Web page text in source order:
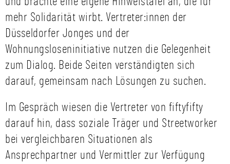
mehr Solidarität wirbt. Vertreter:innen der
Düsseldorfer Jonges und der
Wohnungsloseninitiative nutzen die Gelegenheit
zum Dialog. Beide Seiten verständigten sich
darauf, gemeinsam nach Lösungen zu suchen.
Im Gespräch wiesen die Vertreter von fiftyfifty
darauf hin, dass soziale Träger und Streetworker
bei vergleichbaren Situationen als
Ansprechpartner und Vermittler zur Verfügung